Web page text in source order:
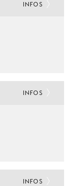
INFOS
INFOS
INFOS